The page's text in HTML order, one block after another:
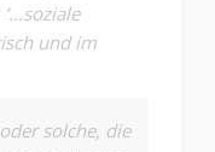
‘…soziale
und im
solche, die